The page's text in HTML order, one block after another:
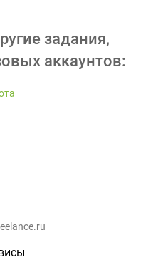
задания,
аккаунтов: